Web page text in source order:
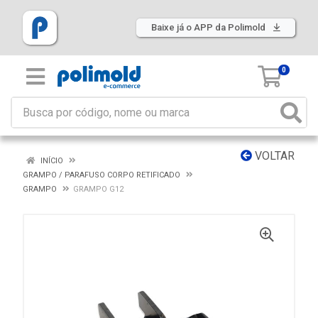
Baixe já o APP da Polimold
0
VOLTAR
INÍCIO
GRAMPO / PARAFUSO CORPO RETIFICADO
GRAMPO
GRAMPO G12